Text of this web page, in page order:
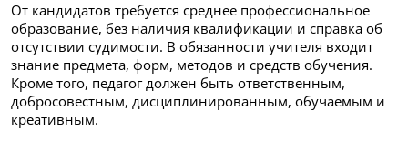
От кандидатов требуется среднее профессиональное
образование, без наличия квалификации и справка об
отсутствии судимости. В обязанности учителя входит
знание предмета, форм, методов и средств обучения.
Кроме того, педагог должен быть ответственным,
добросовестным, дисциплинированным, обучаемым и
креативным.